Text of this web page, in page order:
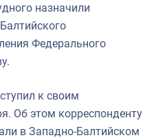
ценностей
назначили
Федерального
к своим
Об этом корреспонденту
в Западно-Балтийском